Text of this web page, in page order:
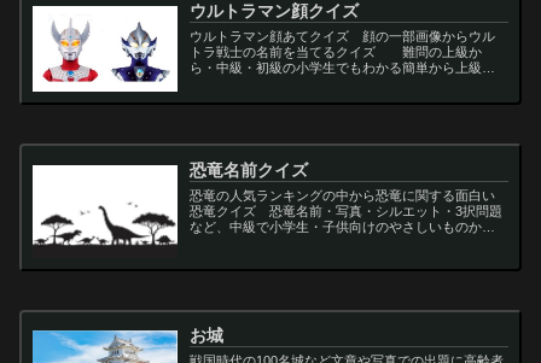
ウルトラマン顔クイズ
ウルトラマン顔あてクイズ 顔の一部画像からウル
トラ戦士の名前を当てるクイズ 難問の上級か
ら・中級・初級の小学生でもわかる簡単から上級者
恐竜名前クイズ
恐竜の人気ランキングの中から恐竜に関する面白い
恐竜クイズ 恐竜名前・写真・シルエット・3択問題
など、中級で小学生・子供向けのやさしいものから
サ...
お城